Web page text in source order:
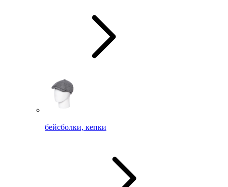
бейсболки, кепки